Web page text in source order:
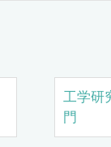
工学研
門